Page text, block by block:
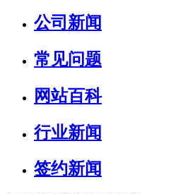
公司新闻
常见问题
网站百科
行业新闻
签约新闻